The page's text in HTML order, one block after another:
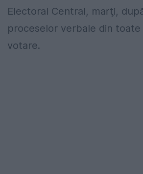
Electoral Central, marţi,
proceselor verbale din toate
votare.